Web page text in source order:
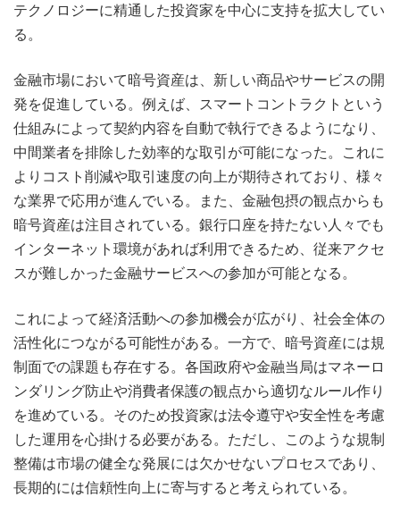
テクノロジーに精通した投資家を中心に支持を拡大してい
る。
金融市場において暗号資産は、新しい商品やサービスの開
発を促進している。例えば、スマートコントラクトという
仕組みによって契約内容を自動で執行できるようになり、
中間業者を排除した効率的な取引が可能になった。これに
よりコスト削減や取引速度の向上が期待されており、様々
な業界で応用が進んでいる。また、金融包摂の観点からも
暗号資産は注目されている。銀行口座を持たない人々でも
インターネット環境があれば利用できるため、従来アクセ
スが難しかった金融サービスへの参加が可能となる。
これによって経済活動への参加機会が広がり、社会全体の
活性化につながる可能性がある。一方で、暗号資産には規
制面での課題も存在する。各国政府や金融当局はマネーロ
ンダリング防止や消費者保護の観点から適切なルール作り
を進めている。そのため投資家は法令遵守や安全性を考慮
した運用を心掛ける必要がある。ただし、このような規制
整備は市場の健全な発展には欠かせないプロセスであり、
長期的には信頼性向上に寄与すると考えられている。